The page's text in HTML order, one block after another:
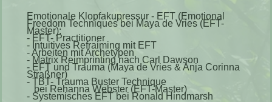
Emotionale Klopfakupressur - EFT (Emotional
Freedom Techniques bei Maya de Vries (EFT-
Master):
- EFT- Practitioner
- Intuitives Refraiming mit EFT
- Arbeiten mit Archetypen
- Matrix Reimprinting nach Carl Dawson
- EFT und Trauma (Maya de Vries & Anja Corinna
Straßner)
- TBT- Trauma Buster Technique
bei Rehanna Webster (EFT-Master)
- Systemisches EFT bei Ronald Hindmarsh